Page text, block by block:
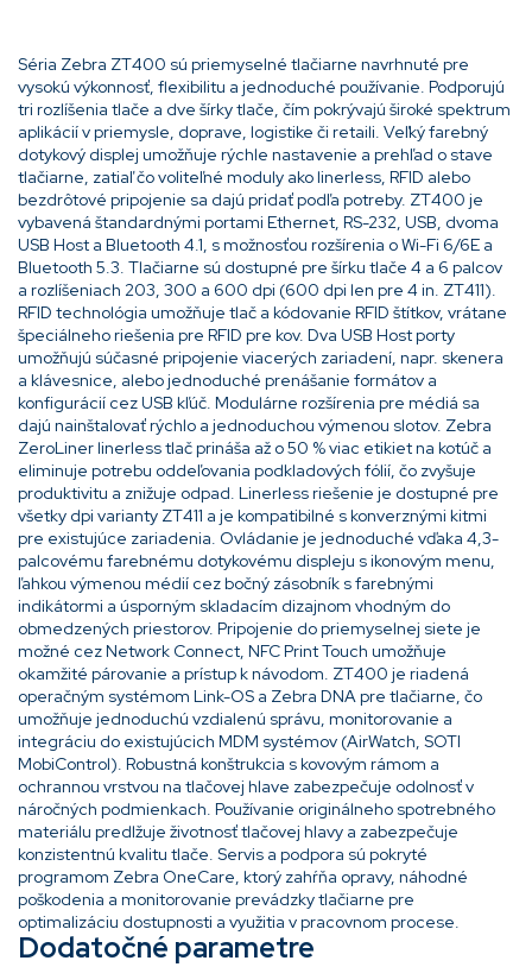
Séria Zebra ZT400 sú priemyselné tlačiarne navrhnuté pre
vysokú výkonnosť, flexibilitu a jednoduché používanie. Podporujú
tri rozlíšenia tlače a dve šírky tlače, čím pokrývajú široké spektrum
aplikácií v priemysle, doprave, logistike či retaili. Veľký farebný
dotykový displej umožňuje rýchle nastavenie a prehľad o stave
tlačiarne, zatiaľ čo voliteľné moduly ako linerless, RFID alebo
bezdrôtové pripojenie sa dajú pridať podľa potreby. ZT400 je
vybavená štandardnými portami Ethernet, RS-232, USB, dvoma
USB Host a Bluetooth 4.1, s možnosťou rozšírenia o Wi-Fi 6/6E a
Bluetooth 5.3. Tlačiarne sú dostupné pre šírku tlače 4 a 6 palcov
a rozlíšeniach 203, 300 a 600 dpi (600 dpi len pre 4 in. ZT411).
RFID technológia umožňuje tlač a kódovanie RFID štítkov, vrátane
špeciálneho riešenia pre RFID pre kov. Dva USB Host porty
umožňujú súčasné pripojenie viacerých zariadení, napr. skenera
a klávesnice, alebo jednoduché prenášanie formátov a
konfigurácií cez USB kľúč. Modulárne rozšírenia pre médiá sa
dajú nainštalovať rýchlo a jednoduchou výmenou slotov. Zebra
ZeroLiner linerless tlač prináša až o 50 % viac etikiet na kotúč a
eliminuje potrebu oddeľovania podkladových fólií, čo zvyšuje
produktivitu a znižuje odpad. Linerless riešenie je dostupné pre
všetky dpi varianty ZT411 a je kompatibilné s konverznými kitmi
pre existujúce zariadenia. Ovládanie je jednoduché vďaka 4,3-
palcovému farebnému dotykovému displeju s ikonovým menu,
ľahkou výmenou médií cez bočný zásobník s farebnými
indikátormi a úsporným skladacím dizajnom vhodným do
obmedzených priestorov. Pripojenie do priemyselnej siete je
možné cez Network Connect, NFC Print Touch umožňuje
okamžité párovanie a prístup k návodom. ZT400 je riadená
operačným systémom Link-OS a Zebra DNA pre tlačiarne, čo
umožňuje jednoduchú vzdialenú správu, monitorovanie a
integráciu do existujúcich MDM systémov (AirWatch, SOTI
MobiControl). Robustná konštrukcia s kovovým rámom a
ochrannou vrstvou na tlačovej hlave zabezpečuje odolnosť v
náročných podmienkach. Používanie originálneho spotrebného
materiálu predlžuje životnosť tlačovej hlavy a zabezpečuje
konzistentnú kvalitu tlače. Servis a podpora sú pokryté
programom Zebra OneCare, ktorý zahŕňa opravy, náhodné
poškodenia a monitorovanie prevádzky tlačiarne pre
optimalizáciu dostupnosti a využitia v pracovnom procese.
Dodatočné parametre